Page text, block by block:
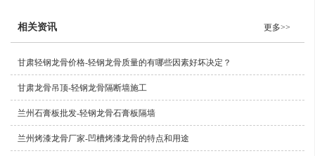
相关资讯 更多>>
甘肃轻钢龙骨价格​-轻钢龙骨质量的有哪些因素好坏决定？
甘肃龙骨吊顶-轻钢龙骨隔断墙施工
兰州石膏板批发-轻钢龙骨石膏板隔墙
兰州烤漆龙骨厂家-凹槽烤漆龙骨的特点和用途